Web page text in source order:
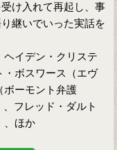
け入れて再起し、事
継いでいった実話を
イデン・クリステ
・ボスワース（エヴ
ボーモント弁護
フレッド・ダルト
、ほか